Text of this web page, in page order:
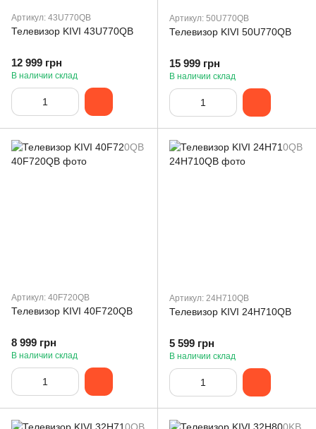
Артикул: 43U770QB
Телевизор KIVI 43U770QB
12 999 грн
В наличии склад
Артикул: 50U770QB
Телевизор KIVI 50U770QB
15 999 грн
В наличии склад
Артикул: 40F720QB
Телевизор KIVI 40F720QB
8 999 грн
В наличии склад
Артикул: 24H710QB
Телевизор KIVI 24H710QB
5 599 грн
В наличии склад